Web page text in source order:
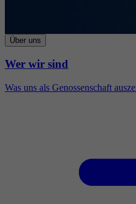
Über uns
Wer wir sind
Was uns als Genossenschaft